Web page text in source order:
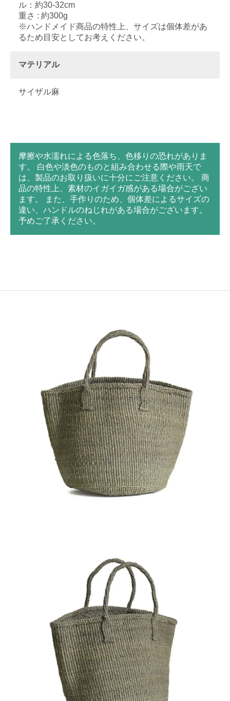
ル：約30-32cm
重さ : 約300g
※ハンドメイド商品の特性上、サイズは個体差があ
るため目安としてお考えください。
マテリアル
サイザル麻
摩擦や水濡れによる色落ち、色移りの恐れがありま
す。 白色や淡色のものと組み合わせる際や雨天で
は、製品のお取り扱いに十分にご注意ください。 商
品の特性上、素材のイガイガ感がある場合がござい
ます。 また、手作りのため、個体差によるサイズの
違い、ハンドルのねじれがある場合がございます。
予めご了承ください。